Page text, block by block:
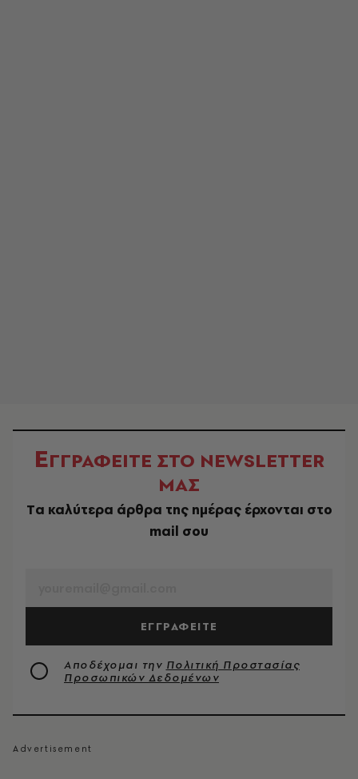
ΕΓΓΡΑΦΕΙΤΕ ΣΤΟ NEWSLETTER
ΜΑΣ
Tα καλύτερα άρθρα της ημέρας έρχονται στο
mail σου
ΕΓΓΡΑΦΕΙΤΕ
Αποδέχομαι την Πολιτική Προστασίας
Προσωπικών Δεδομένων